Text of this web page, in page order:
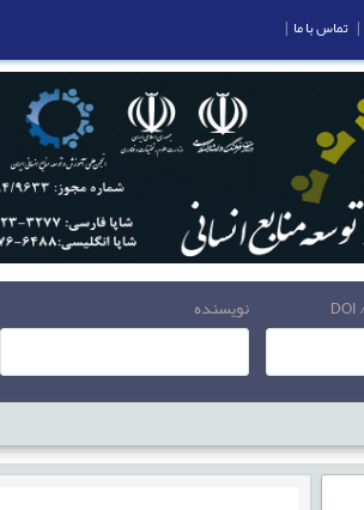
نویسنده
| تماس با ما |